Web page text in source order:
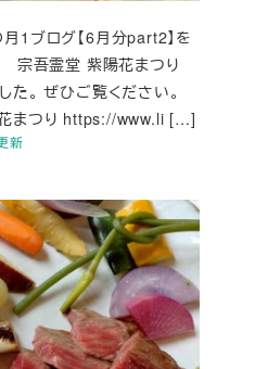
新
1ブログ【6月分part2】を
宗吾霊堂 紫陽花まつり
。 ぜひご覧ください。
まつり https://www.li […]